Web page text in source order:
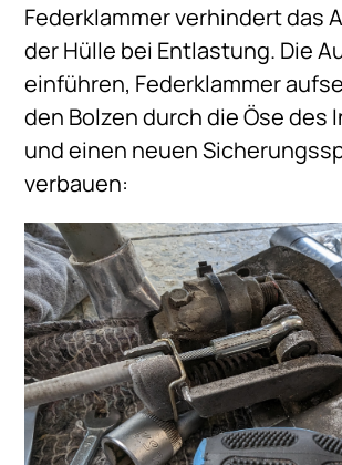
Federklammer verhindert das
der Hülle bei Entlastung. Die
einführen, Federklammer
den Bolzen durch die Öse des
und einen neuen
verbauen: